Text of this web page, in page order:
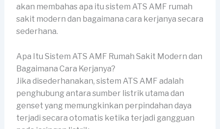
akan membahas apa itu sistem ATS AMF rumah
sakit modern dan bagaimana cara kerjanya secara
sederhana.
Apa Itu Sistem ATS AMF Rumah Sakit Modern dan
Bagaimana Cara Kerjanya?
Jika disederhanakan, sistem ATS AMF adalah
penghubung antara sumber listrik utama dan
genset yang memungkinkan perpindahan daya
terjadi secara otomatis ketika terjadi gangguan